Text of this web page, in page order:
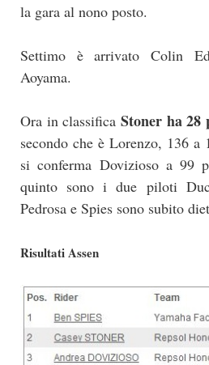
la gara al nono posto.
Settimo è arrivato Colin
Aoyama.
Ora in classifica Stoner ha 28
secondo che è Lorenzo, 136 a
si conferma Dovizioso a 99
quinto sono i due piloti
Pedrosa e Spies sono subito
Risultati Assen